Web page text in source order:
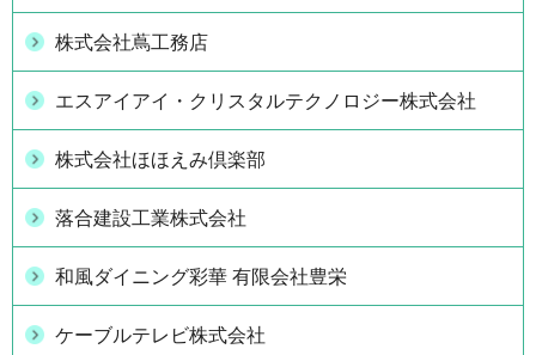
株式会社蔦工務店
エスアイアイ・クリスタルテクノロジー株式会社
株式会社ほほえみ倶楽部
落合建設工業株式会社
和風ダイニング彩華 有限会社豊栄
ケーブルテレビ株式会社